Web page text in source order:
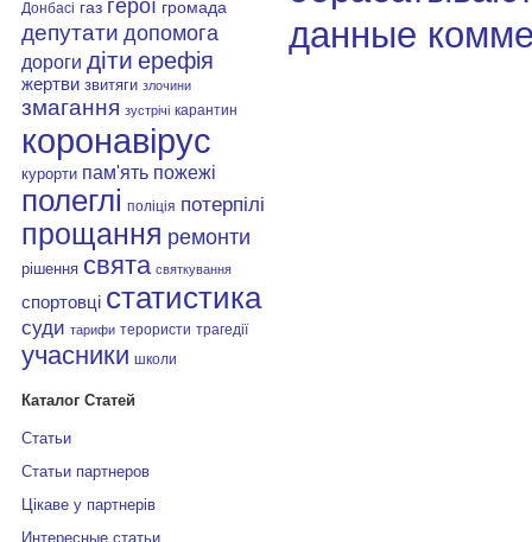
Донбасі газ герої громада
депутати допомога
дороги діти ерефія
жертви звитяги злочини
змагання зустрічі карантин
коронавірус
курорти пам'ять пожежі
полеглі поліція потерпілі
прощання ремонти
рішення свята святкування
спортовці статистика
суди тарифи терористи трагедії
учасники школи
Каталог Статей
Статьи
Статьи партнеров
Цікаве у партнерів
Интересные статьи
данные